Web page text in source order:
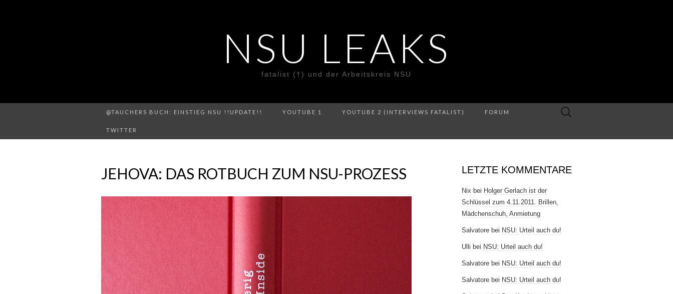
NSU LEAKS
fatalist (†) und der Arbeitskreis NSU
@TAUCHERS BUCH: EINSTIEG NSU !!UPDATE!! YOUTUBE 1 YOUTUBE 2 (INTERVIEWS FATALIST) FORUM
TWITTER
Suche
JEHOVA: DAS ROTBUCH ZUM NSU-PROZESS LETZTE KOMMENTARE
Nix bei Holger Gerlach ist der
Schlüssel zum 4.11.2011. Brillen,
Mädchenschuh, Anmietung
Salvatore bei NSU: Urteil auch du!
Ulli bei NSU: Urteil auch du!
Salvatore bei NSU: Urteil auch du!
Salvatore bei NSU: Urteil auch du!